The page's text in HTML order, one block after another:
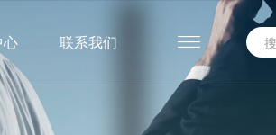
心 联系我们 